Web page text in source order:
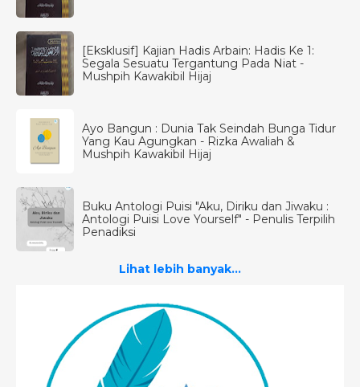
[Eksklusif] Kajian Hadis Arbain: Hadis Ke 1:
Segala Sesuatu Tergantung Pada Niat -
Mushpih Kawakibil Hijaj
Ayo Bangun : Dunia Tak Seindah Bunga Tidur
Yang Kau Agungkan - Rizka Awaliah &
Mushpih Kawakibil Hijaj
Buku Antologi Puisi "Aku, Diriku dan Jiwaku :
Antologi Puisi Love Yourself" - Penulis Terpilih
Penadiksi
Lihat lebih banyak...